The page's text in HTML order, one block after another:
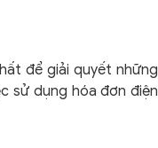
để giải quyết những
sử dụng hóa đơn điện